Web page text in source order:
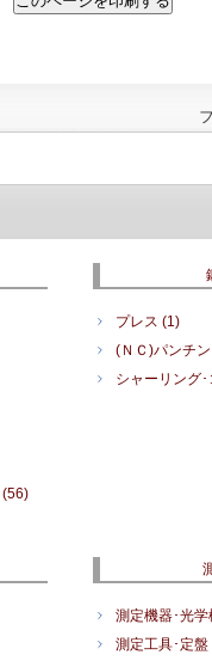
(56)
プレス (1)
(ＮＣ)パンチ
シャーリング
測定機器･光学
測定工具･定盤